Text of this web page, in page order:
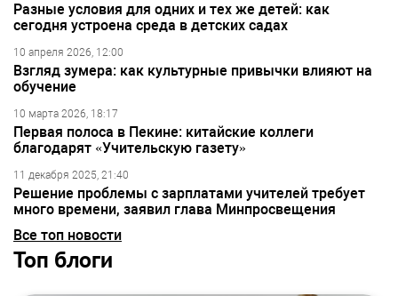
Разные условия для одних и тех же детей: как
сегодня устроена среда в детских садах
10 апреля 2026, 12:00
Взгляд зумера: как культурные привычки влияют на
обучение
10 марта 2026, 18:17
Первая полоса в Пекине: китайские коллеги
благодарят «Учительскую газету»
11 декабря 2025, 21:40
Решение проблемы с зарплатами учителей требует
много времени, заявил глава Минпросвещения
Все топ новости
Топ блоги